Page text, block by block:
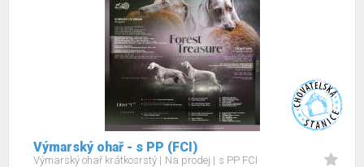
Výmarský ohař - s PP (FCI)
Výmarský ohař krátkosrstý Na prodej s PP FCI